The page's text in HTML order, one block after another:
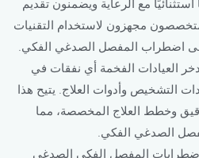
مع الرعاية ويضمنون تقديم
مجهزون لاستخدام التقنيات
اضطراب المفصل الصدغي الفكي.
العيادات الفخمة أي نفقات في
التشخيص وأدوات العلاج. يتيح هذا
وخطط العلاج المخصصة، مما
الصدغي الفكي.